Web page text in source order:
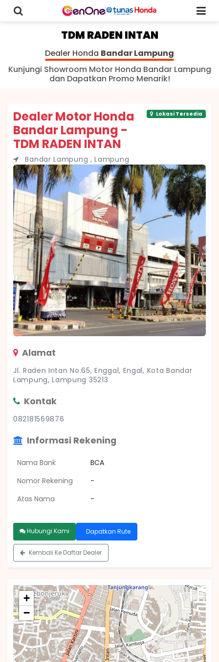
TDM RADEN INTAN
Dealer Honda Bandar Lampung
Kunjungi Showroom Motor Honda Bandar Lampung
dan Dapatkan Promo Menarik!
Dealer Motor Honda
Bandar Lampung -
TDM RADEN INTAN
Bandar Lampung , Lampung
Lokasi Tersedia
Alamat
Jl. Raden Intan No.65, Enggal, Engal, Kota Bandar
Lampung, Lampung 35213
Kontak
082181569876
Informasi Rekening
Nama Bank
BCA
Nomor Rekening
-
Atas Nama
-
Hubungi Kami Dapatkan Rute
Kembali Ke Daftar Dealer
+
−